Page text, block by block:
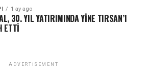
1 ay ago
30. YIL YATIRIMINDA YİNE TIRSAN’I
ETTİ
ADVERTISEMENT